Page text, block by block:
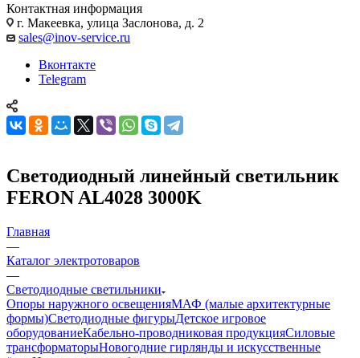
Контактная информация
г. Макеевка, улица Заслонова, д. 2
sales@inov-service.ru
Вконтакте
Telegram
Светодиодный линейный светильник
FERON AL4028 3000K
Главная
—
Каталог электротоваров
—
Светодиодные светильники
Опоры наружного освещенияМАФ (малые архитектурные
формы)Светодиодные фигурыДетское игровое
оборудованиеКабельно-проводниковая продукцияСиловые
трансформаторыНовогодние гирлянды и искусственные